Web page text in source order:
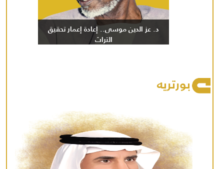
د. عز الدين موسى.. إعادة إعمار تحقيق
التراث
بورتريه